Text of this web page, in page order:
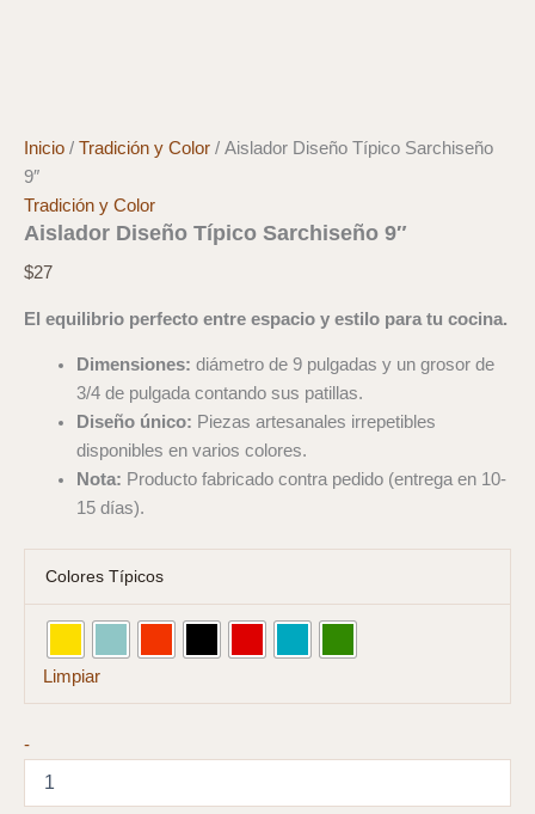
Inicio / Tradición y Color / Aislador Diseño Típico Sarchiseño
9″
Tradición y Color
Aislador Diseño Típico Sarchiseño 9″
$27
El equilibrio perfecto entre espacio y estilo para tu cocina.
Dimensiones: diámetro de 9 pulgadas y un grosor de
3/4 de pulgada contando sus patillas.
Diseño único: Piezas artesanales irrepetibles
disponibles en varios colores.
Nota: Producto fabricado contra pedido (entrega en 10-
15 días).
Colores Típicos
Limpiar
-Aislador
Diseño
Típico